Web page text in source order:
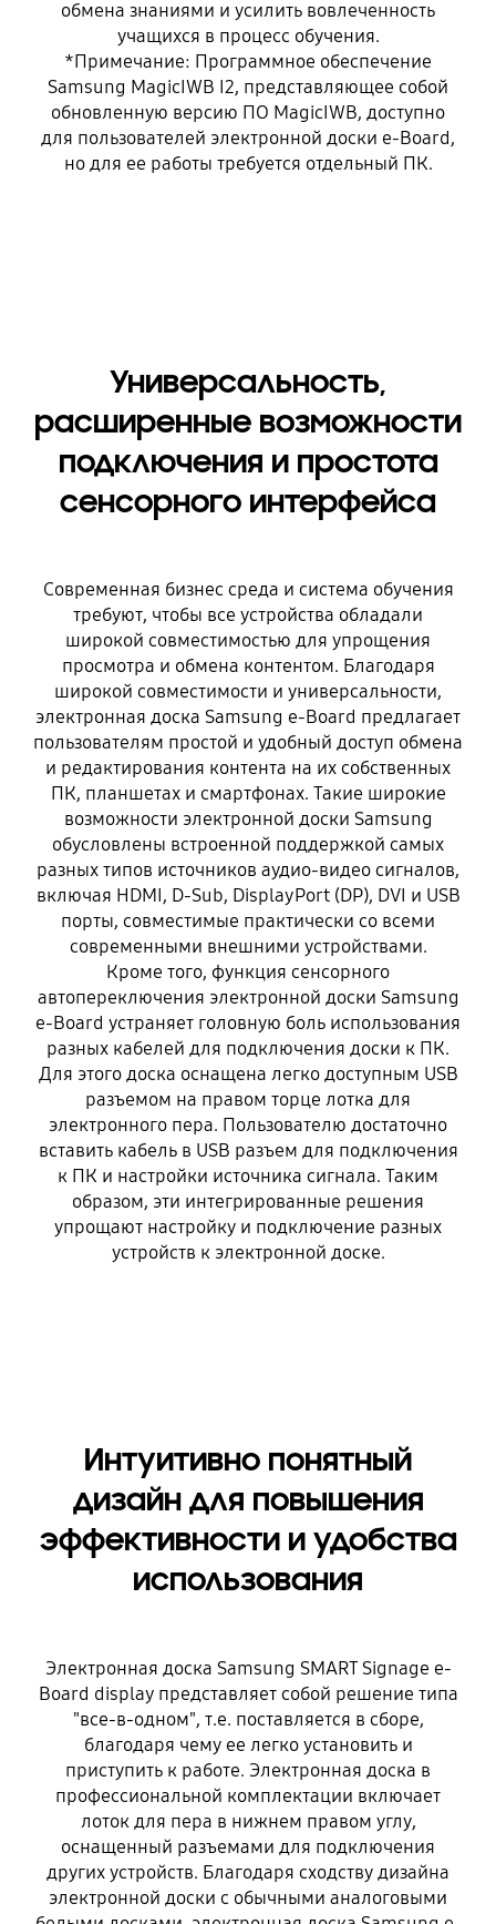
обмена знаниями и усилить вовлеченность
учащихся в процесс обучения.
*Примечание: Программное обеспечение
Samsung MagicIWB I2, представляющее собой
обновленную версию ПО MagicIWB, доступно
для пользователей электронной доски e-Board,
но для ее работы требуется отдельный ПК.
Универсальность,
расширенные возможности
подключения и простота
сенсорного интерфейса
Современная бизнес среда и система обучения
требуют, чтобы все устройства обладали
широкой совместимостью для упрощения
просмотра и обмена контентом. Благодаря
широкой совместимости и универсальности,
электронная доска Samsung e-Board предлагает
пользователям простой и удобный доступ обмена
и редактирования контента на их собственных
ПК, планшетах и смартфонах. Такие широкие
возможности электронной доски Samsung
обусловлены встроенной поддержкой самых
разных типов источников аудио-видео сигналов,
включая HDMI, D-Sub, DisplayPort (DP), DVI и USB
порты, совместимые практически со всеми
современными внешними устройствами.
Кроме того, функция сенсорного
автопереключения электронной доски Samsung
e-Board устраняет головную боль использования
разных кабелей для подключения доски к ПК.
Для этого доска оснащена легко доступным USB
разъемом на правом торце лотка для
электронного пера. Пользователю достаточно
вставить кабель в USB разъем для подключения
к ПК и настройки источника сигнала. Таким
образом, эти интегрированные решения
упрощают настройку и подключение разных
устройств к электронной доске.
Интуитивно понятный
дизайн для повышения
эффективности и удобства
использования
Электронная доска Samsung SMART Signage e-
Board display представляет собой решение типа
"все-в-одном", т.е. поставляется в сборе,
благодаря чему ее легко установить и
приступить к работе. Электронная доска в
профессиональной комплектации включает
лоток для пера в нижнем правом углу,
оснащенный разъемами для подключения
других устройств. Благодаря сходству дизайна
электронной доски с обычными аналоговыми